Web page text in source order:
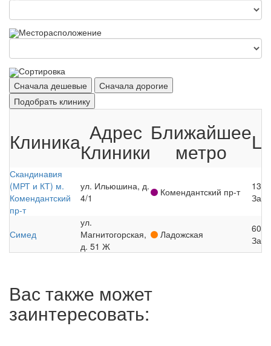
Месторасположение
Сортировка
Сначала дешевые
Сначала дорогие
Подобрать клинику
Клиника Адрес
Клиники
Ближайшее
метро
Скандинавия
(МРТ и КТ) м.
Комендантский
пр-т
ул. Ильюшина, д.
4/1
Комендантский пр-т
Симед
ул.
Магнитогорская,
д. 51 Ж
Ладожская
Вас также может
заинтересовать: